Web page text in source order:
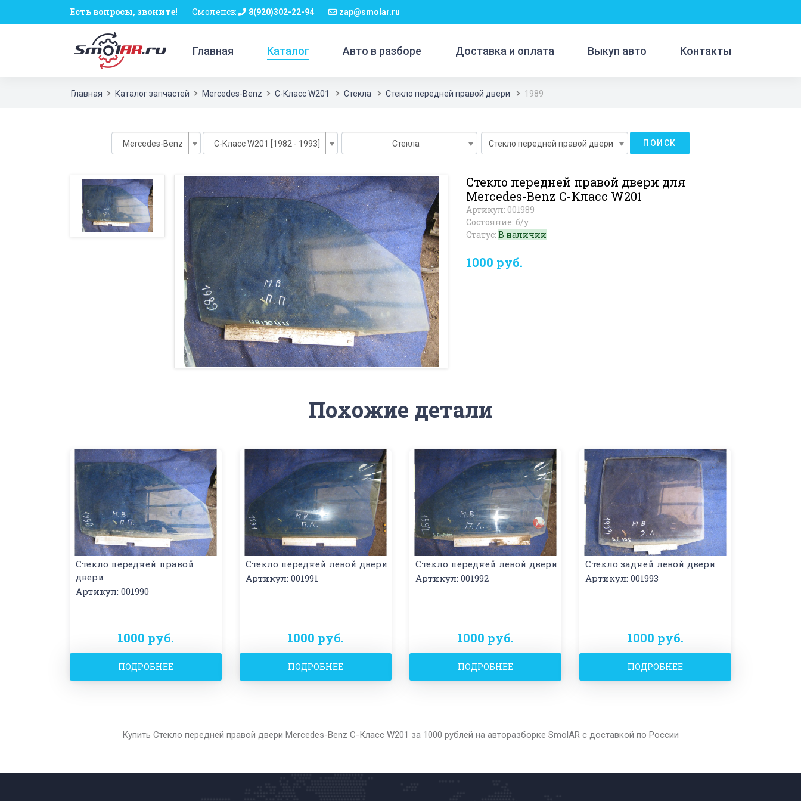
Есть вопросы, звоните! Смоленск 8(920)302-22-94 zap@smolar.ru
Главная Каталог Авто в разборе Доставка и оплата Выкуп авто Контакты
Главная Каталог запчастей Mercedes-Benz C-Класс W201 Стекла Стекло передней правой двери 1989
Mercedes-Benz C-Класс W201 [1982 - 1993] Стекла Стекло передней правой двери ПОИСК
Стекло передней правой двери для
Mercedes-Benz C-Класс W201
Артикул: 001989
Состояние: б/у
Статус: В наличии
1000 руб.
Похожие детали
Стекло передней правой
двери
Артикул: 001990
1000 руб.
ПОДРОБНЕЕ
Стекло передней левой двери
Артикул: 001991
1000 руб.
ПОДРОБНЕЕ
Стекло передней левой двери
Артикул: 001992
1000 руб.
ПОДРОБНЕЕ
Стекло задней левой двери
Артикул: 001993
1000 руб.
ПОДРОБНЕЕ
Купить Стекло передней правой двери Mercedes-Benz C-Класс W201 за 1000 рублей на авторазборке SmolAR с доставкой по России